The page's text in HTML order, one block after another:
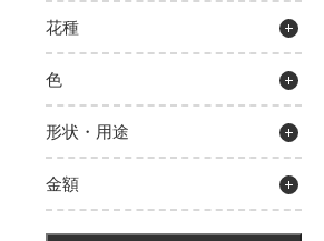
花種
色
形状・用途
金額